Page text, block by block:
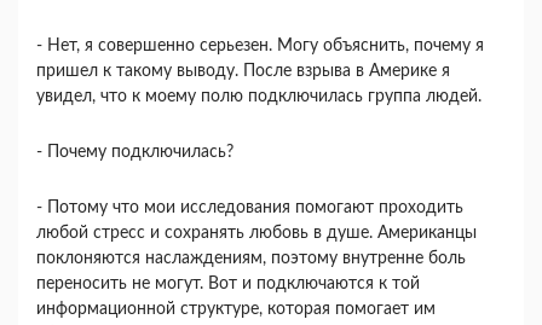
- Нет, я совершенно серьезен. Могу объяснить, почему я
пришел к такому выводу. После взрыва в Америке я
увидел, что к моему полю подключилась группа людей.
- Почему подключилась?
- Потому что мои исследования помогают прохо­дить
любой стресс и сохранять любовь в душе. Аме­риканцы
поклоняются наслаждениям, поэтому внут­ренне боль
переносить не могут. Вот и подключают­ся к той
информационной структуре, которая помогает им